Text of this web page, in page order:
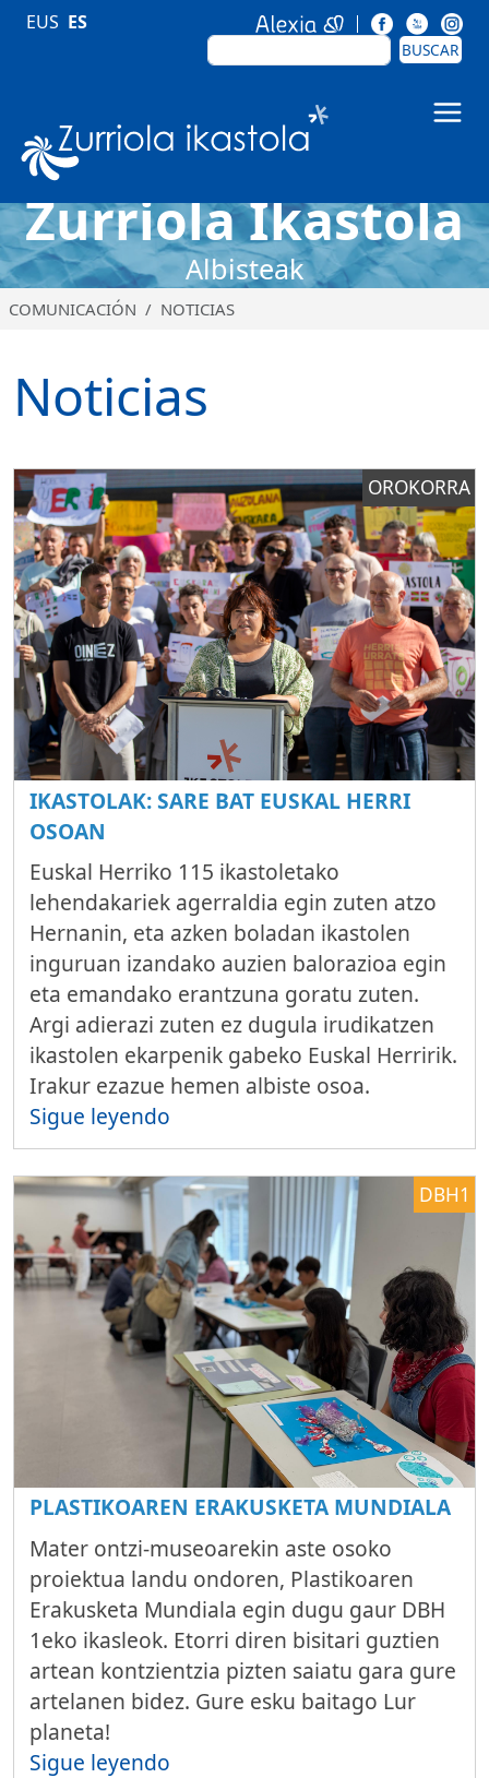
Pasar al contenido principal
BUSCAR
BUSCAR
EUS ES
Zurriola Ikastola
Albisteak
COMUNICACIÓN NOTICIAS
Noticias
OROKORRA
IKASTOLAK: SARE BAT EUSKAL HERRI
OSOAN
Euskal Herriko 115 ikastoletako
lehendakariek agerraldia egin zuten atzo
Hernanin, eta azken boladan ikastolen
inguruan izandako auzien balorazioa egin
eta emandako erantzuna goratu zuten.
Argi adierazi zuten ez dugula irudikatzen
ikastolen ekarpenik gabeko Euskal Herririk.
Irakur ezazue hemen albiste osoa.
Sigue leyendo
DBH1
PLASTIKOAREN ERAKUSKETA MUNDIALA
Mater ontzi-museoarekin aste osoko
proiektua landu ondoren, Plastikoaren
Erakusketa Mundiala egin dugu gaur DBH
1eko ikasleok. Etorri diren bisitari guztien
artean kontzientzia pizten saiatu gara gure
artelanen bidez. Gure esku baitago Lur
planeta!
Sigue leyendo